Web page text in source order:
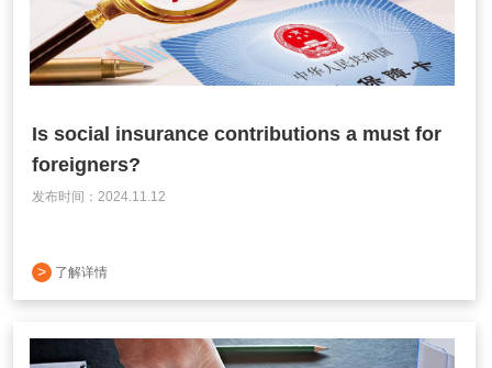
Is social insurance contributions a must for
foreigners?
发布时间：2024.11.12
> 了解详情